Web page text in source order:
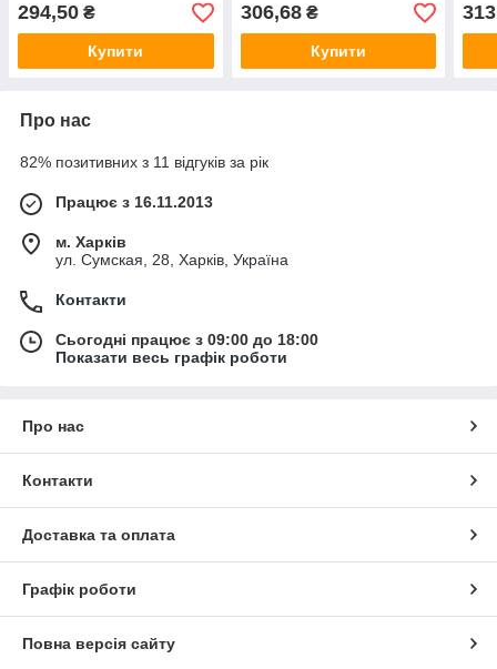
294,50 ₴
Купити
306,68₴
Купити
Про нас
82% позитивних з 11 відгуків за рік
Працює з 16.11.2013
м. Харків
ул. Сумская, 28, Харків, Україна
Контакти
Сьогодні працює з 09:00 до 18:00
Показати весь графік роботи
Про нас
Контакти
Доставка та оплата
Графік роботи
Повна версія сайту